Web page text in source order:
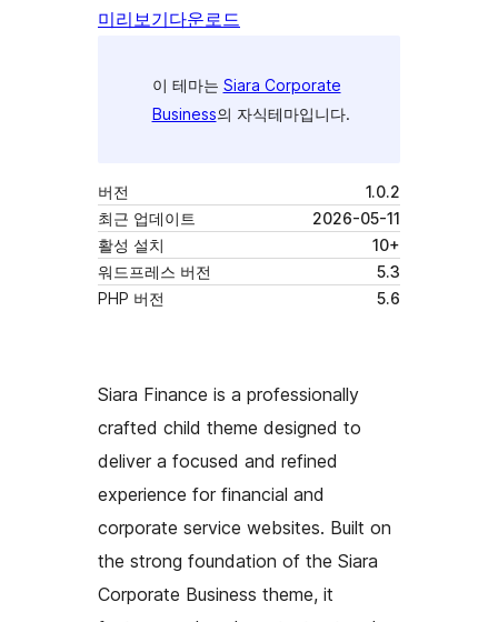
미리보기다운로드
이 테마는 Siara Corporate
Business의 자식테마입니다.
버전
1.0.2
최근 업데이트
2026-05-11
활성 설치
10+
워드프레스 버전
5.3
PHP 버전
5.6
Siara Finance is a professionally
crafted child theme designed to
deliver a focused and refined
experience for financial and
corporate service websites. Built on
the strong foundation of the Siara
Corporate Business theme, it